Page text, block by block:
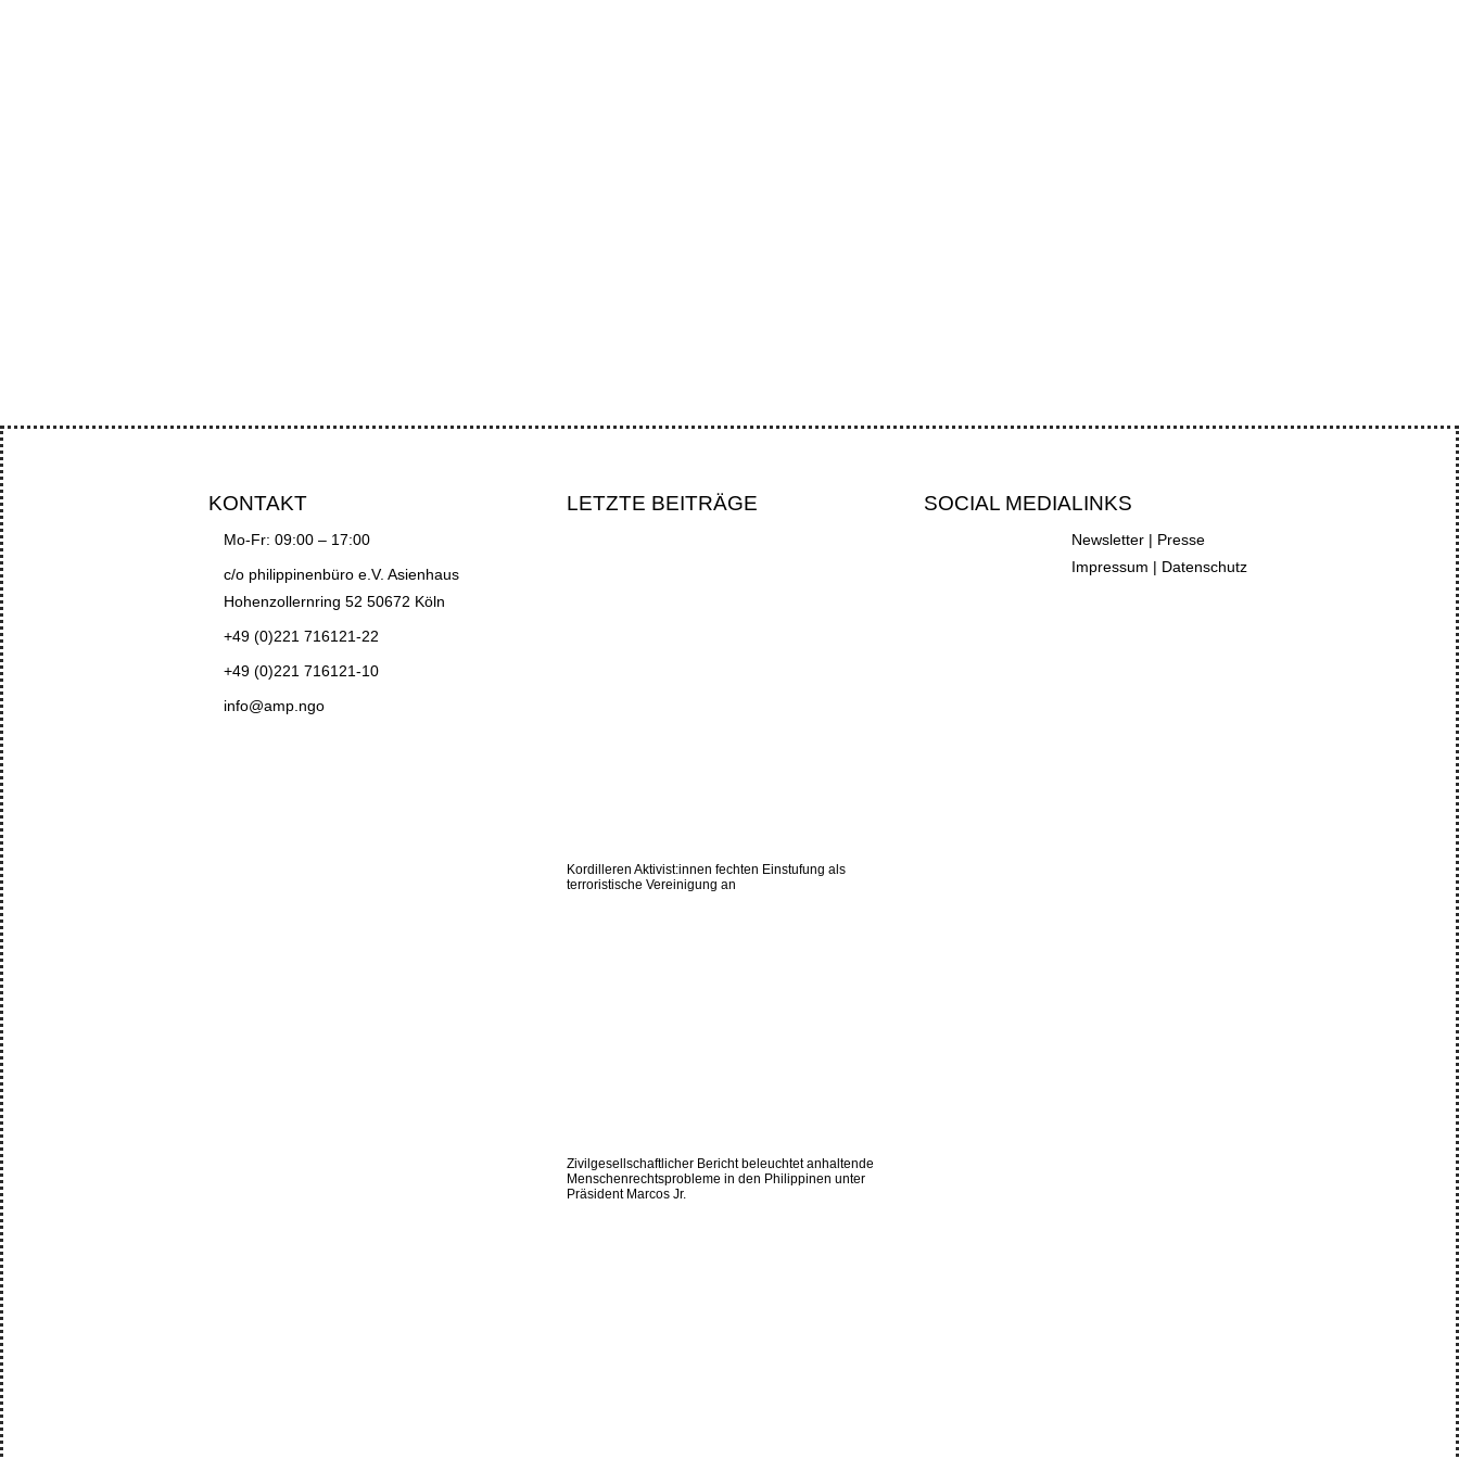
KONTAKT
Mo-Fr: 09:00 – 17:00
c/o philippinenbüro e.V. Asienhaus
Hohenzollernring 52 50672 Köln
+49 (0)221 716121-22
+49 (0)221 716121-10
info@amp.ngo
LETZTE BEITRÄGE
Kordilleren Aktivist:innen fechten Einstufung als
terroristische Vereinigung an
Zivilgesellschaftlicher Bericht beleuchtet anhaltende
Menschenrechtsprobleme in den Philippinen unter
Präsident Marcos Jr.
SOCIAL MEDIALINKS
Newsletter | Presse
Impressum | Datenschutz